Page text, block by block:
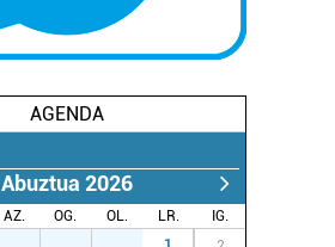
AGENDA
Abuztua 2026
AZ. OG. OL. LR.
IG.